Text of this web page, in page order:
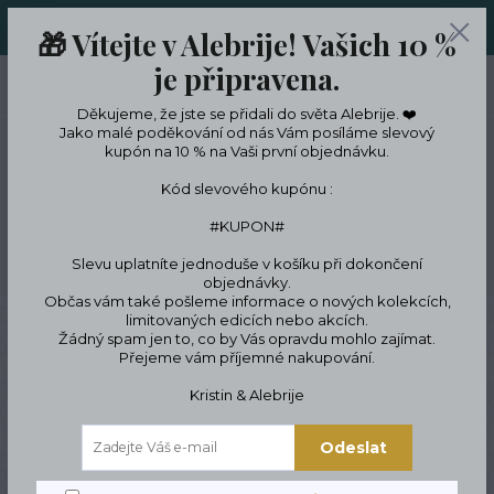
LIMITKÁCH
CZK
Hledat
Náhrdelníky Náhrdelník z chirurgické oceli
náhrdelníky z chirurgické oceli
Pánské náhrdelníky
z chirurgické oceli
Pánské stylové náhrdelníky z chirurgické oceli
🎁 Vítejte v Alebrije! Vašich 10 %
je připravena.
Děkujeme, že jste se přidali do světa Alebrije. ❤️
Jako malé poděkování od nás Vám posíláme slevový
kupón na 10 % na Vaši první objednávku.
Kód slevového kupónu :
#KUPON#
Slevu uplatníte jednoduše v košíku při dokončení
objednávky.
Občas vám také pošleme informace o nových kolekcích,
limitovaných edicích nebo akcích.
Žádný spam jen to, co by Vás opravdu mohlo zajímat.
Přejeme vám příjemné nakupování.
Kristin & Alebrije
Odeslat